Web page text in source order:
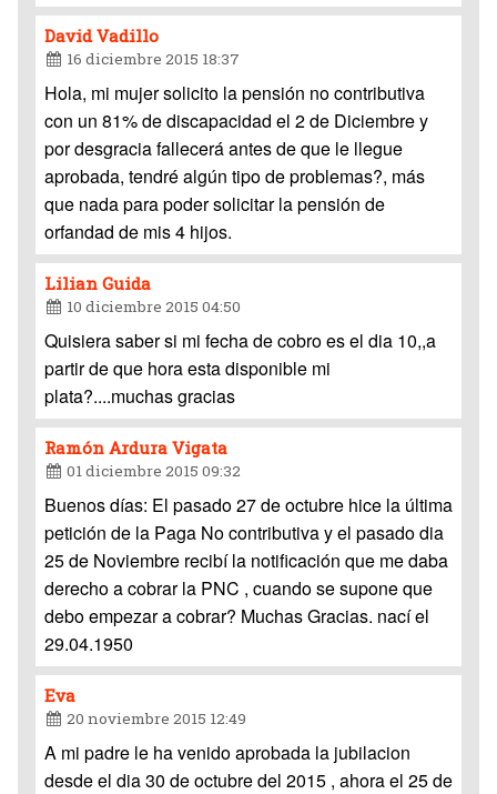
David Vadillo
16 diciembre 2015 18:37
Hola, mi mujer solicito la pensión no contributiva
con un 81% de discapacidad el 2 de Diciembre y
por desgracia fallecerá antes de que le llegue
aprobada, tendré algún tipo de problemas?, más
que nada para poder solicitar la pensión de
orfandad de mis 4 hijos.
Lilian Guida
10 diciembre 2015 04:50
Quisiera saber si mi fecha de cobro es el dia 10,,a
partir de que hora esta disponible mi
plata?....muchas gracias
Ramón Ardura Vigata
01 diciembre 2015 09:32
Buenos días: El pasado 27 de octubre hice la última
petición de la Paga No contributiva y el pasado dia
25 de Noviembre recibí la notificación que me daba
derecho a cobrar la PNC , cuando se supone que
debo empezar a cobrar? Muchas Gracias. nací el
29.04.1950
Eva
20 noviembre 2015 12:49
A mi padre le ha venido aprobada la jubilacion
desde el dia 30 de octubre del 2015 , ahora el 25 de